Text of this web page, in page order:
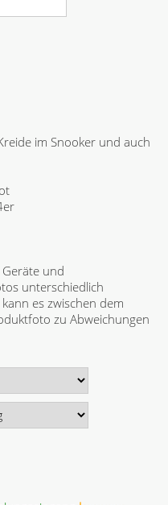
im Snooker und auch
und
unterschiedlich
es zwischen dem
zu Abweichungen